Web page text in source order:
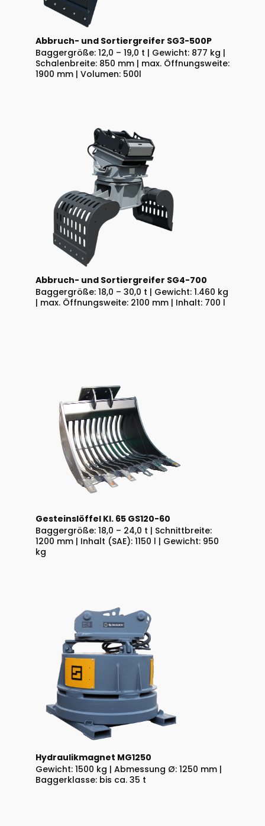
Abbruch- und Sortiergreifer SG3-500P
Baggergröße: 12,0 – 19,0 t | Gewicht: 877 kg |
Schalenbreite: 850 mm | max. Öffnungsweite:
1900 mm | Volumen: 500l
Abbruch- und Sortiergreifer SG4-700
Baggergröße: 18,0 – 30,0 t | Gewicht: 1.460 kg
| max. Öffnungsweite: 2100 mm | Inhalt: 700 l
Gesteinslöffel Kl. 65 GS120-60
Baggergröße: 18,0 – 24,0 t | Schnittbreite:
1200 mm | Inhalt (SAE): 1150 l | Gewicht: 950
kg
Hydraulikmagnet MG1250
Gewicht: 1500 kg | Abmessung Ø: 1250 mm |
Baggerklasse: bis ca. 35 t